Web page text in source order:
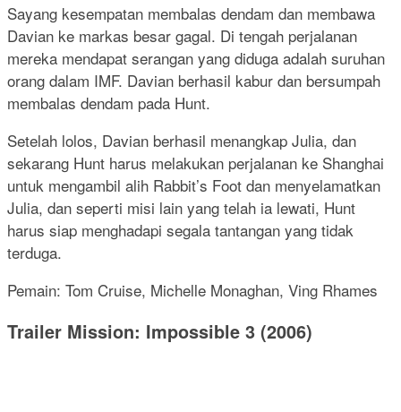
Sayang kesempatan membalas dendam dan membawa
Davian ke markas besar gagal. Di tengah perjalanan
mereka mendapat serangan yang diduga adalah suruhan
orang dalam IMF. Davian berhasil kabur dan bersumpah
membalas dendam pada Hunt.
Setelah lolos, Davian berhasil menangkap Julia, dan
sekarang Hunt harus melakukan perjalanan ke Shanghai
untuk mengambil alih Rabbit’s Foot dan menyelamatkan
Julia, dan seperti misi lain yang telah ia lewati, Hunt
harus siap menghadapi segala tantangan yang tidak
terduga.
Pemain: Tom Cruise, Michelle Monaghan, Ving Rhames
Trailer Mission: Impossible 3 (2006)